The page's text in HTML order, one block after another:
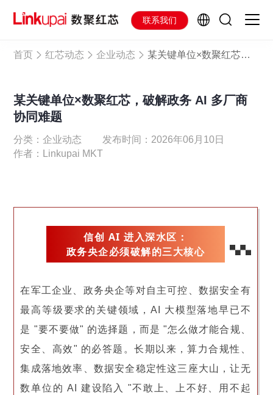
联系我们
首页 红芯动态 企业动态 某关键单位×数聚红芯，破解政务 AI 多厂商协同难题
某关键单位×数聚红芯，破解政务 AI 多厂商
协同难题
分类：企业动态
发布时间：2026年06月10日
作者：Linkupai MKT
信创 AI 进入深水区：
政务央企必须破解的三大核心
在军工企业、政务央企等对自主可控、数据安全有
最高等级要求的关键领域，AI 大模型落地早已不
是 "要不要做" 的选择题，而是 "怎么做才能合规、
安全、高效" 的必答题。长期以来，算力合规性、
集成落地效率、数据安全稳定性这三座大山，让无
数单位的 AI 建设陷入 "不敢上、上不好、用不起